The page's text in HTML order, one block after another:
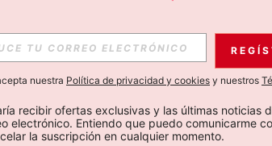
EXCLUSIVAS, PROMOCIONES Y NOTICIAS DE
nuestra Política de privacidad y cookies y nuestros
recibir ofertas exclusivas y las últimas noticias
electrónico. Entiendo que puedo comunicarme
la suscripción en cualquier momento.